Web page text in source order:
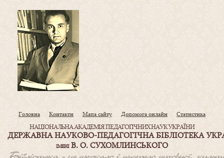
Головна Контакти Мапа сайту Допомога онлайн Статистика
НАЦІОНАЛЬНА АКАДЕМІЯ ПЕДАГОГІЧНИХ НАУК УКРАЇНИ
ДЕРЖАВНА НАУКОВО-ПЕДАГОГІЧНА БІБЛІОТЕКА
ІМЕНІВ. О. СУХОМЛИНСЬКОГО